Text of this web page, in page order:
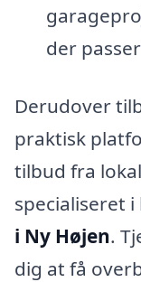
der
Derudover
praktisk
tilbud fra
specialiseret
i Ny Højen.
dig at få